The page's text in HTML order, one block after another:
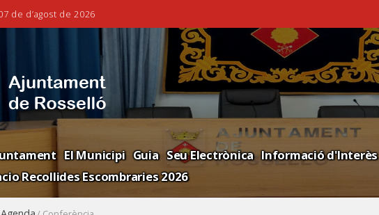
de d’agost de 2026
El Municipi Guia Seu Electrònica Informació d'Interès
Recollides Escombraries 2026